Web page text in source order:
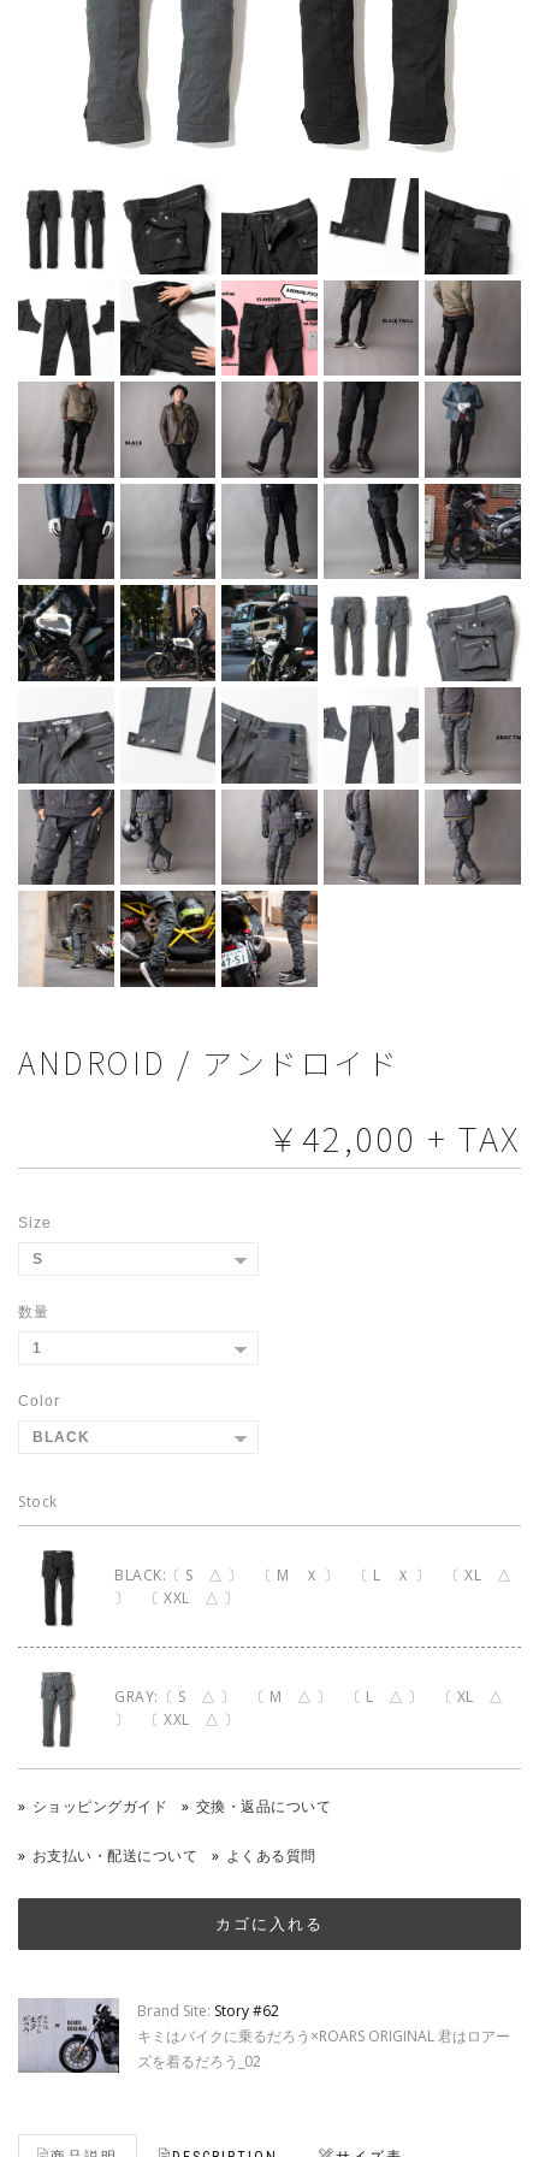
ANDROID / アンドロイド
￥42,000 + TAX
Size
数量
Color
Stock
BLACK:〔 S △ 〕 〔 M Ｘ 〕 〔 L Ｘ 〕 〔 XL △
〕 〔 XXL △ 〕
GRAY:〔 S △ 〕 〔 M △ 〕 〔 L △ 〕 〔 XL △
〕 〔 XXL △ 〕
ショッピングガイド 交換・返品について
お支払い・配送について よくある質問
Brand Site: Story #62
キミはバイクに乗るだろう×ROARS ORIGINAL 君はロアー
ズを着るだろう_02